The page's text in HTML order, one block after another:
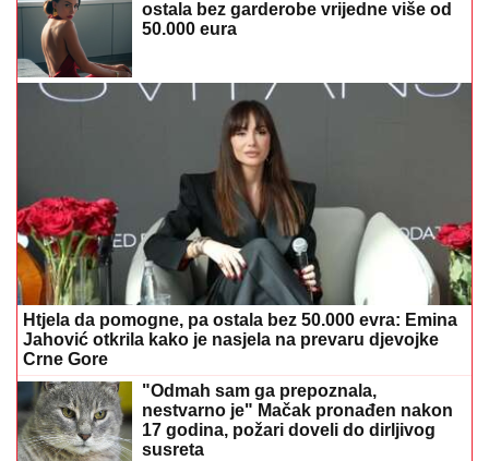
ostala bez garderobe vrijedne više od
50.000 eura
Htjela da pomogne, pa ostala bez 50.000 evra: Emina
Jahović otkrila kako je nasjela na prevaru djevojke
Crne Gore
"Odmah sam ga prepoznala,
nestvarno je" Mačak pronađen nakon
17 godina, požari doveli do dirljivog
susreta